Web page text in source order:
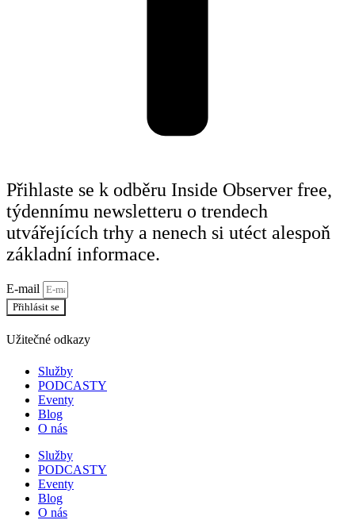
Přihlaste se k odběru Inside Observer free,
týdennímu newsletteru o trendech
utvářejících trhy a nenech si utéct alespoň
základní informace.
E-mail
Přihlásit se
Užitečné odkazy
Služby
PODCASTY
Eventy
Blog
O nás
Služby
PODCASTY
Eventy
Blog
O nás